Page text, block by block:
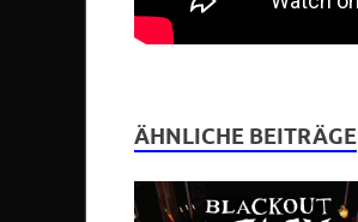
ÄHNLICHE BEITRÄGE